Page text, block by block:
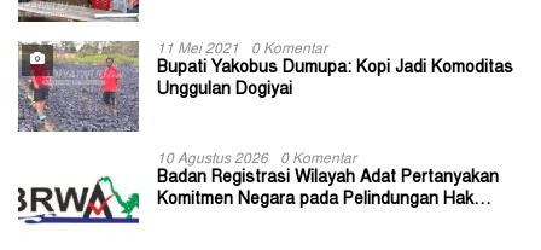
11 Mei 2021 0 Komentar
Bupati Yakobus Dumupa: Kopi Jadi Komoditas
Unggulan Dogiyai
10 Agustus 2026 0 Komentar
Badan Registrasi Wilayah Adat Pertanyakan
Komitmen Negara pada Pelindungan Hak